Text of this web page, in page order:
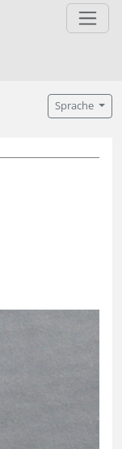
Sprache